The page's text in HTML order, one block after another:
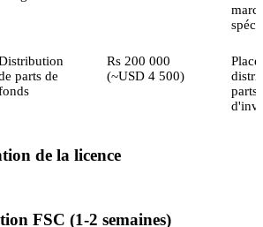
parts de
Rs 200 000
(~USD 4 500)
parts
de la licence
FSC (1-2 semaines)